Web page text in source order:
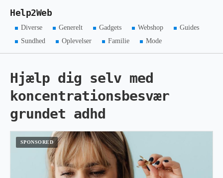
Help2Web
Diverse Generelt Gadgets Webshop
Guides
Sundhed
Oplevelser Familie Mode
Hjælp dig selv med
koncentrationsbesvær
grundet adhd